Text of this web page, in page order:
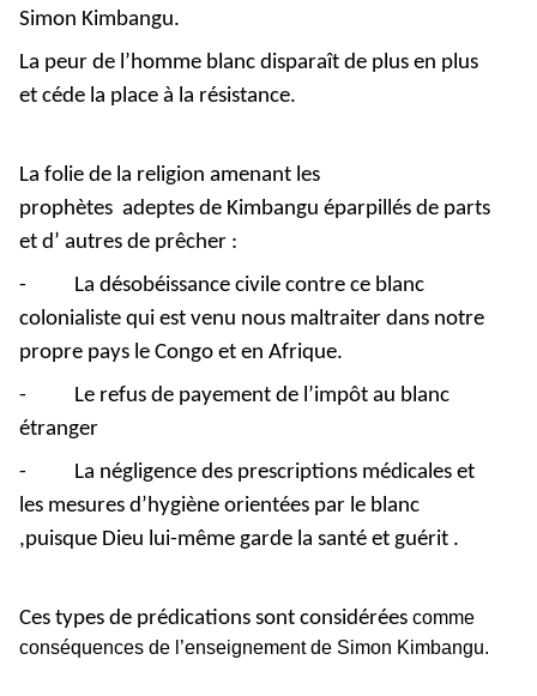
Simon Kimbangu.
La peur de l’homme blanc disparaît de plus en plus
et céde la place à la résistance.
La folie de la religion amenant les
prophètes adeptes de Kimbangu éparpillés de parts
et d’ autres de prêcher :
- La désobéissance civile contre ce blanc
colonialiste qui est venu nous maltraiter dans notre
propre pays le Congo et en Afrique.
- Le refus de payement de l’impôt au blanc
étranger
- La négligence des prescriptions médicales et
les mesures d’hygiène orientées par le blanc
,puisque Dieu lui-même garde la santé et guérit .
Ces types de prédications sont considérées comme
conséquences de l’enseignement de Simon Kimbangu.